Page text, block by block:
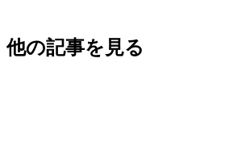
他の記事を見る